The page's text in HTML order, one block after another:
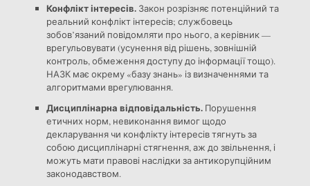
Конфлікт інтересів.Закон розрізняє потенційний та
реальний конфлікт інтересів; службовець
зобов’язаний повідомляти про нього, а керівник —
врегульовувати (усунення від рішень, зовнішній
контроль, обмеження доступу до інформації тощо).
НАЗК має окрему «базу знань» із визначеннями та
алгоритмами врегулювання.
Дисциплінарна відповідальність.Порушення
етичних норм, невиконання вимог щодо
декларування чи конфлікту інтересів тягнуть за
собою дисциплінарні стягнення, аж до звільнення, і
можуть мати правові наслідки за антикорупційним
законодавством.